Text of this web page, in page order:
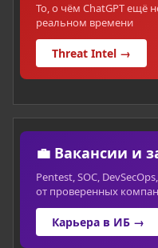
То, о чём ChatGPT ещё
реальном времени
Threat Intel →
💼 Вакансии и
Pentest, SOC,
от проверенных
Карьера в ИБ →